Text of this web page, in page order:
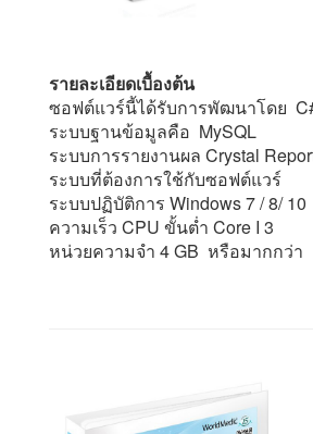
รายละเอียดเบื้องต้น
ซอฟต์แวร์นี้ได้รับการพัฒนาโดย
ระบบฐานข้อมูลคือ MySQL
ระบบการรายงานผล Crystal
ระบบที่ต้องการใช้กับซอฟต์แวร์
ระบบปฏิบัติการ Windows 7 / 8/
ความเร็ว CPU ขั้นต่ำ Core I 3
หน่วยความจำ 4 GB หรือมากกว่า